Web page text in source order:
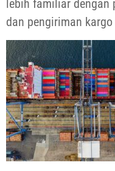
lebih familiar dengan
dan pengiriman